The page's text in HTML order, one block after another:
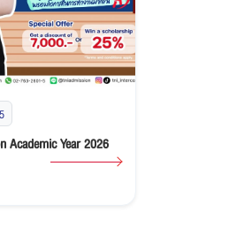
Academic Year 2026